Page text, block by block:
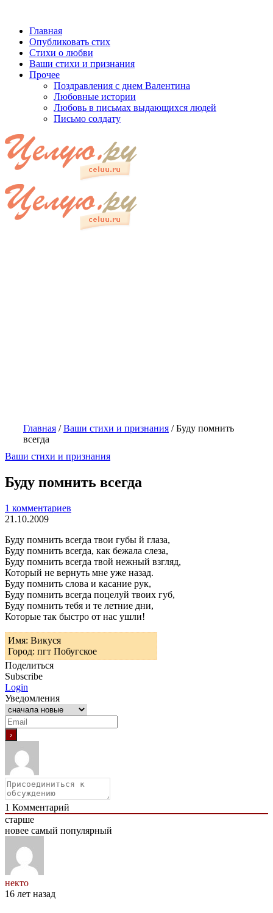
Главная
Опубликовать стих
Стихи о любви
Ваши стихи и признания
Прочее
Поздравления с днем Валентина
Любовные истории
Любовь в письмах выдающихся людей
Письмо солдату
Главная /Ваши стихи и признания /Буду помнить
всегда
Ваши стихи и признания
Буду помнить всегда
1 комментариев
21.10.2009
Буду помнить всегда твои губы й глаза,
Буду помнить всегда, как бежала слеза,
Буду помнить всегда твой нежный взгляд,
Который не вернуть мне уже назад.
Буду помнить слова и касание рук,
Буду помнить всегда поцелуй твоих губ,
Буду помнить тебя и те летние дни,
Которые так быстро от нас ушли!
Имя: Викуся
Город: пгт Побугское
Поделиться
Subscribe
Login
Уведомления
1 Комментарий
старше
новее самый популярный
некто
16 лет назад